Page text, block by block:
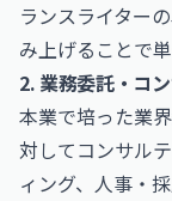
ランスライター
み上げることで
2. 業務委託・コ
本業で培った業
対してコンサル
ィング、人事・